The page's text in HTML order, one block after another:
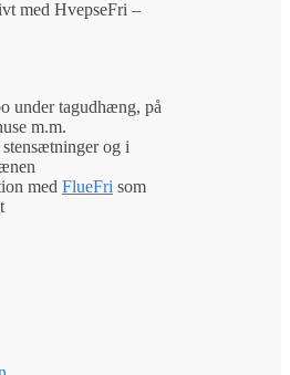
med HvepseFri –
under tagudhæng, på
m.m.
og i
med FlueFri som